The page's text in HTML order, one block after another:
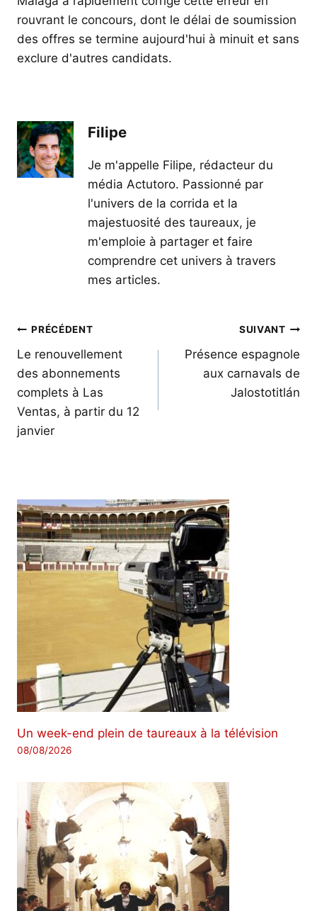
rouvrant le concours, dont le délai de soumission
des offres se termine aujourd'hui à minuit et sans
exclure d'autres candidats.
Filipe
Je m'appelle Filipe, rédacteur du
média Actutoro. Passionné par
l'univers de la corrida et la
majestuosité des taureaux, je
m'emploie à partager et faire
comprendre cet univers à travers
mes articles.
Navigation
de
l’article
PRÉCÉDENT
Le renouvellement
des abonnements
complets à Las
Ventas, à partir du 12
janvier
SUIVANT
Présence espagnole
aux carnavals de
Jalostotitlán
Un week-end plein de taureaux à la télévision
08/08/2026